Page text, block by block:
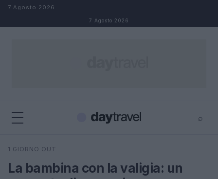
Salta al contenuto
7 Agosto 2026
7 Agosto 2026
⌕
Cerca
1 GIORNO OUT
La bambina con la valigia: un